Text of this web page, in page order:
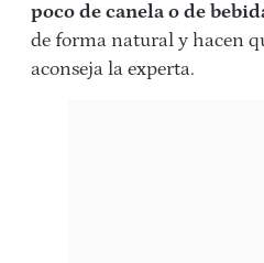
poco de canela o de
de forma natural y hacen
aconseja la experta.